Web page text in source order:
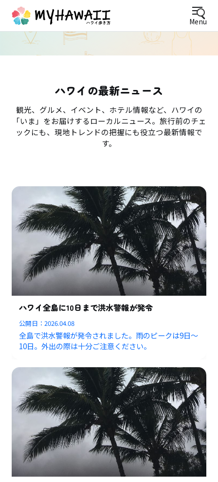
Menu
ハワイの最新ニュース
観光、グルメ、イベント、ホテル情報など、ハワイの
「いま」をお届けするローカルニュース。旅行前のチェ
ックにも、現地トレンドの把握にも役立つ最新情報で
す。
ハワイ全島に10日まで洪水警報が発令
公開日：2026.04.08
全島で洪水警報が発令されました。雨のピークは9日〜
10日。外出の際は十分ご注意ください。